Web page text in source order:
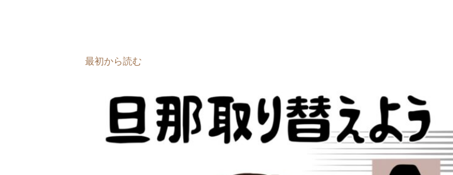
最初から読む